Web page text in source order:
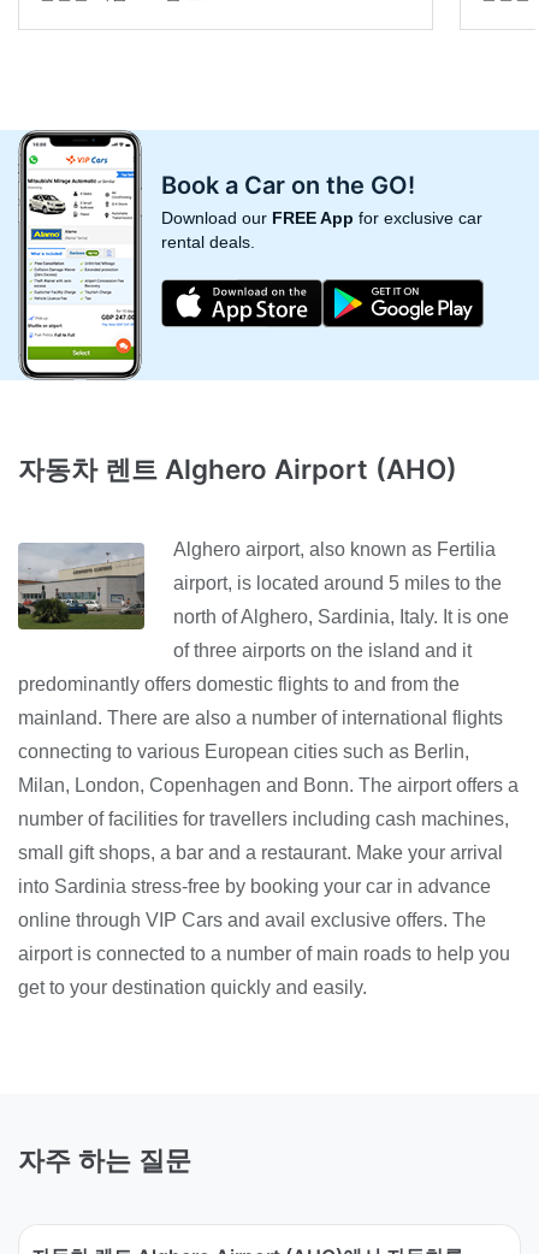
Book a Car on the GO!
Download our FREE App for exclusive car
rental deals.
자동차 렌트 Alghero Airport (AHO)
Alghero airport, also known as Fertilia
airport, is located around 5 miles to the
north of Alghero, Sardinia, Italy. It is one
of three airports on the island and it
predominantly offers domestic flights to and from the
mainland. There are also a number of international flights
connecting to various European cities such as Berlin,
Milan, London, Copenhagen and Bonn. The airport offers a
number of facilities for travellers including cash machines,
small gift shops, a bar and a restaurant. Make your arrival
into Sardinia stress-free by booking your car in advance
online through VIP Cars and avail exclusive offers. The
airport is connected to a number of main roads to help you
get to your destination quickly and easily.
자주 하는 질문